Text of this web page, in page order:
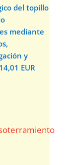
del topillo
mediante
y
EUR